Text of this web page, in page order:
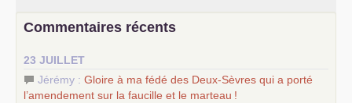
science sociale de notre temps
d’Europe
–lescinq chantiers pour contribuer au débat sur le projet
communiste
Commentaires récents
23 JUILLET
Jérémy : Gloire à ma fédé des Deux-Sèvres qui a porté
l’amendement sur la faucille et le marteau !